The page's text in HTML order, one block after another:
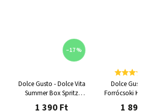
–17 %
Dolce Gusto - Dolce Vita
Summer Box Spritz
kapszula 16 adag
1 390 Ft
Dolce
Forrócsoki
adag
1